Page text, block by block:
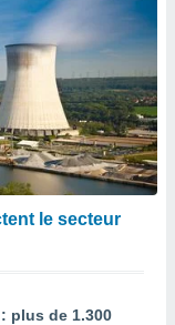
le secteur
plus de 1.300